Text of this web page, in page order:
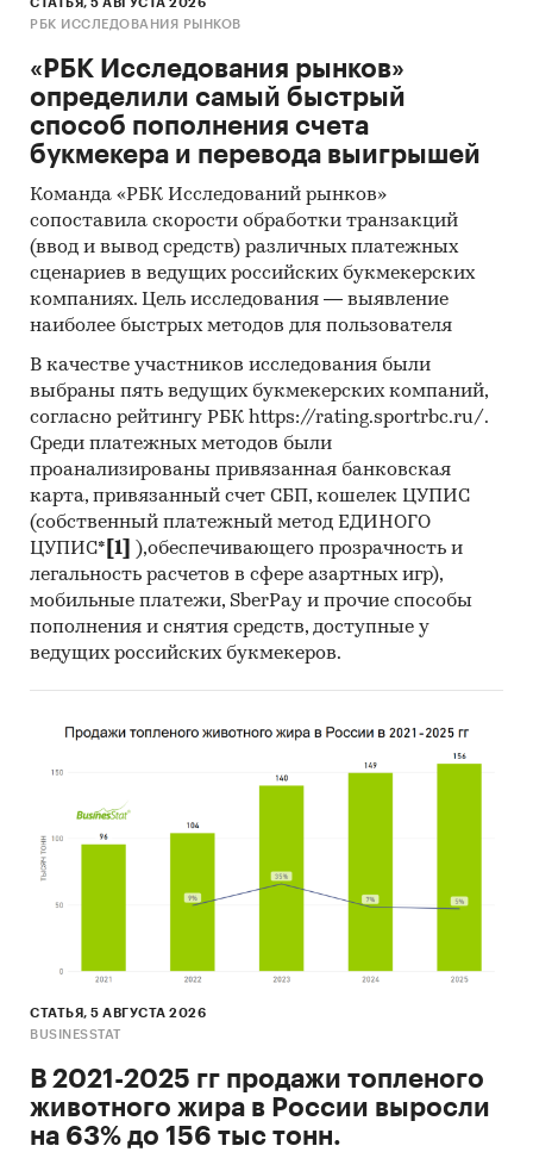
СТАТЬЯ, 5 АВГУСТА 2026
РБК ИССЛЕДОВАНИЯ РЫНКОВ
«РБК Исследования рынков»
определили самый быстрый
способ пополнения счета
букмекера и перевода выигрышей
Команда «РБК Исследований рынков»
сопоставила скорости обработки транзакций
(ввод и вывод средств) различных платежных
сценариев в ведущих российских букмекерских
компаниях. Цель исследования — выявление
наиболее быстрых методов для пользователя
В качестве участников исследования были
выбраны пять ведущих букмекерских компаний,
согласно рейтингу РБК https://rating.sportrbc.ru/.
Среди платежных методов были
проанализированы привязанная банковская
карта, привязанный счет СБП, кошелек ЦУПИС
(собственный платежный метод ЕДИНОГО
ЦУПИС* [1]
),обеспечивающего прозрачность и
легальность расчетов в сфере азартных игр),
мобильные платежи, SberPay и прочие способы
пополнения и снятия средств, доступные у
ведущих российских букмекеров.
СТАТЬЯ, 5 АВГУСТА 2026
BUSINESSTAT
В 2021-2025 гг продажи топленого
животного жира в России выросли
на 63% до 156 тыс тонн.